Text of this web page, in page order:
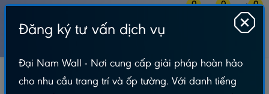
0 0 0
Kosmos
Sàn gỗ cốt xanh Kosmos 8mm – K81
Đăng ký tư vấn dịch vụ
Đại Nam Wall - Nơi cung cấp giải pháp hoàn hảo
cho nhu cầu trang trí và ốp tường. Với danh tiếng